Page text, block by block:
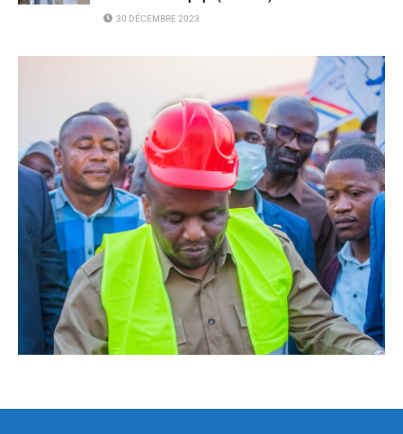
30 DÉCEMBRE 2023